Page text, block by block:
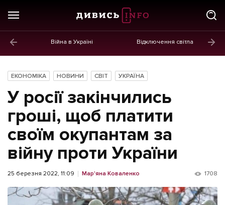
Війна в Україні Відключення світла
Новини
Політика
Економіка
Бізнес
Життя
Культура
Афіша
ЕКОНОМІКА НОВИНИ СВІТ УКРАЇНА
У росії закінчились
гроші, щоб платити
своїм окупантам за
війну проти України
25 березня 2022, 11:09 Мар'яна Коваленко 1708